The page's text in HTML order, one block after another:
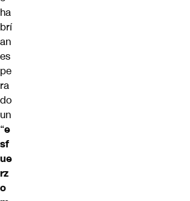
ha
brí
an
es
pe
ra
do
un
“e
sf
ue
rz
o